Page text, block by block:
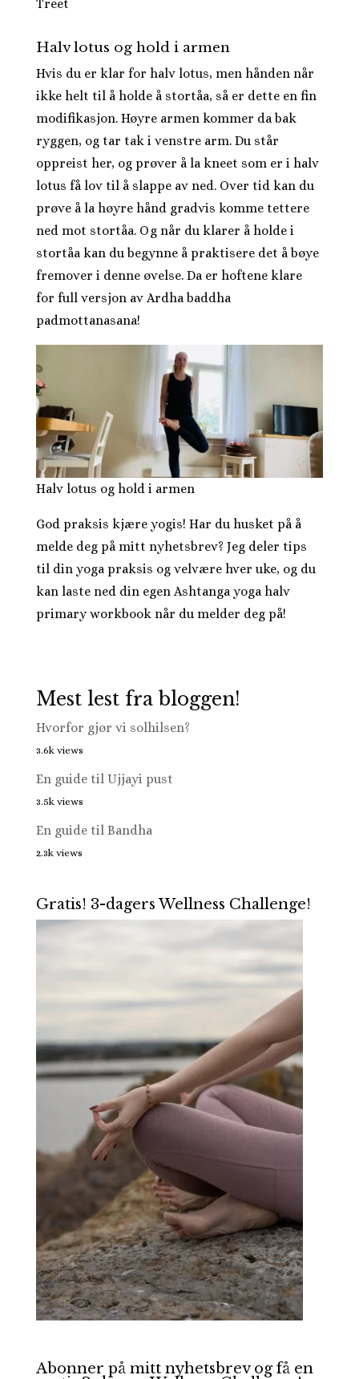
Treet
Halv lotus og hold i armen
Hvis du er klar for halv lotus, men hånden når
ikke helt til å holde å stortåa, så er dette en fin
modifikasjon. Høyre armen kommer da bak
ryggen, og tar tak i venstre arm. Du står
oppreist her, og prøver å la kneet som er i halv
lotus få lov til å slappe av ned. Over tid kan du
prøve å la høyre hånd gradvis komme tettere
ned mot stortåa. Og når du klarer å holde i
stortåa kan du begynne å praktisere det å bøye
fremover i denne øvelse. Da er hoftene klare
for full versjon av Ardha baddha
padmottanasana!
Halv lotus og hold i armen
God praksis kjære yogis! Har du husket på å
melde deg på mitt nyhetsbrev? Jeg deler tips
til din yoga praksis og velvære hver uke, og du
kan laste ned din egen Ashtanga yoga halv
primary workbook når du melder deg på!
Mest lest fra bloggen!
Hvorfor gjør vi solhilsen?
3.6k views
En guide til Ujjayi pust
3.5k views
En guide til Bandha
2.3k views
Gratis! 3-dagers Wellness Challenge!
Abonner på mitt nyhetsbrev og få en